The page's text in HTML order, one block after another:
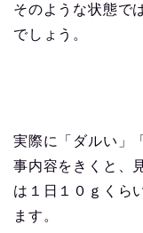
そのような状態で
でしょう。
実際に「ダルい」
事内容をきくと、
は１日１０ｇくら
ます。